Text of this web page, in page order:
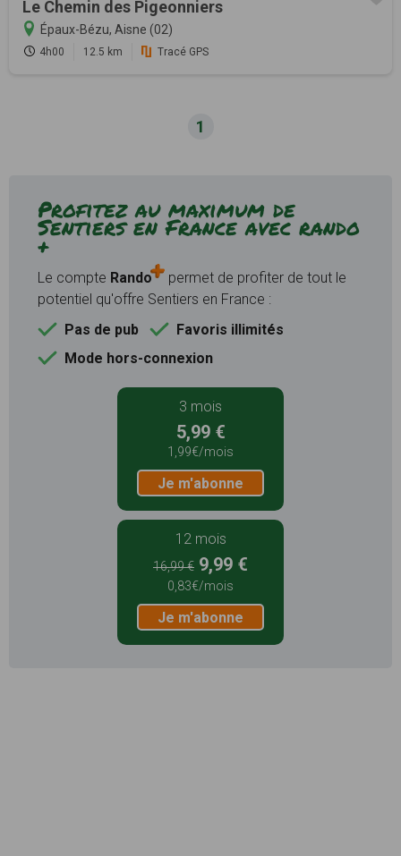
Le Chemin des Pigeonniers
Épaux-Bézu, Aisne (02)
4h00 12.5 km Tracé GPS
1
Profitez au maximum de
Sentiers en France avec rando
+
Le compte Rando
permet de profiter de tout le
potentiel qu'offre Sentiers en France :
Pas de pub
Favoris illimités
Mode hors-connexion
3 mois
5,99 €
1,99€/mois
Je m'abonne
12 mois
16,99 € 9,99 €
0,83€/mois
Je m'abonne